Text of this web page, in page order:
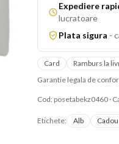
Expediere
lucratoare
Plata sigura -
Card Ramburs la
Garantie legala de
Cod: posetabekz0460 ·
Etichete: Alb